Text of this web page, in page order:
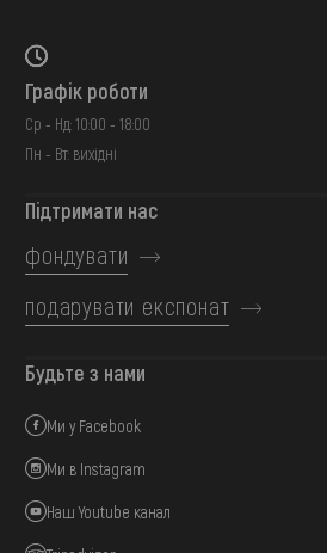
Графік роботи
Ср - Нд: 10:00 - 18:00
Пн - Вт: вихідні
Підтримати нас
фондувати
подарувати експонат
Будьте з нами
Ми у Facebook
Ми в Instagram
Наш Youtube канал